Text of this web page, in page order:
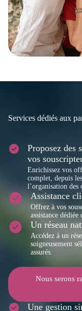
Services dédiés aux
Proposez des
vos
Enrichissez vos
complet, depuis
l’organisation des
Assistance
Offrez à vos
assistance
Un réseau
Accédez à un
soigneusement
assurés.
Nous serons
Une gestion